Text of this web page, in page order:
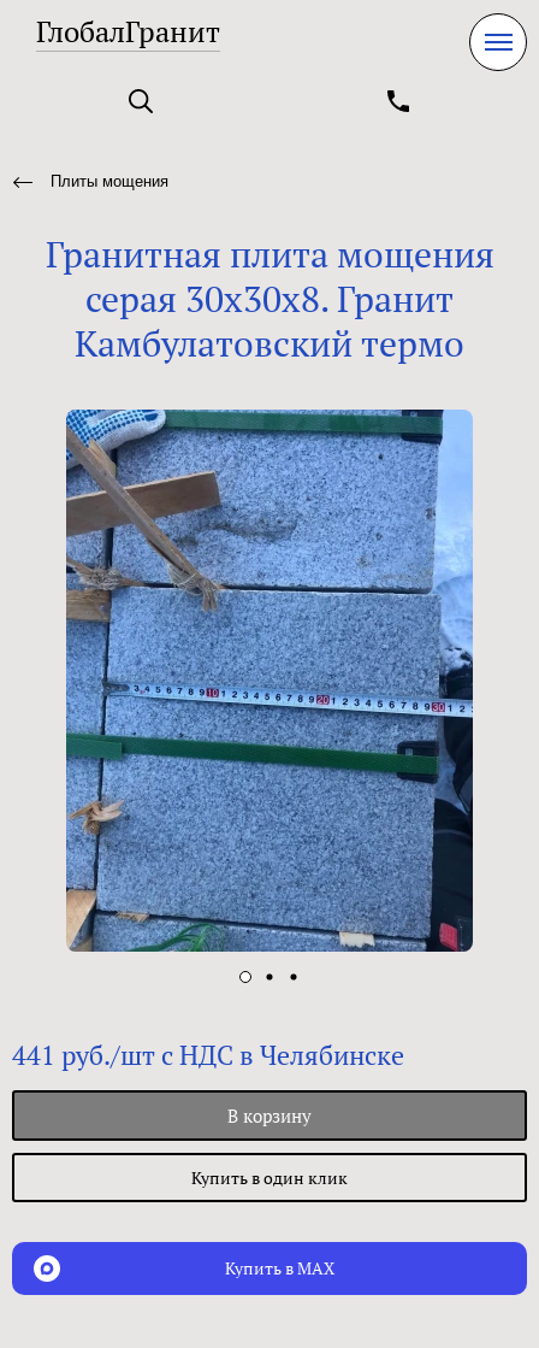
ГлобалГранит
Плиты мощения
Гранитная плита мощения
серая 30х30х8. Гранит
Камбулатовский термо
441 руб./шт с НДС в Челябинске
В корзину
Купить в один клик
Купить в MAX